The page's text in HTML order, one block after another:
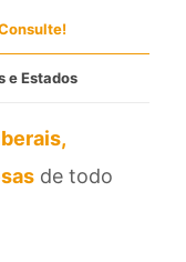
e Estados
de todo